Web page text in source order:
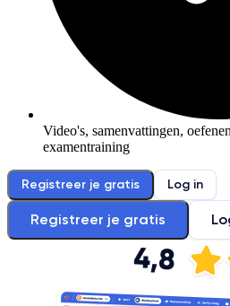
Video's, samenvattingen,
examentraining
Registreer je gratis Log in
Registreer je gratis